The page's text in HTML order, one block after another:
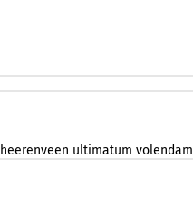
heerenveen ultimatum volendam